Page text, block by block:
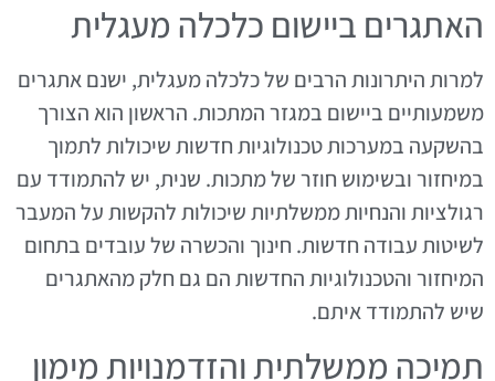
האתגרים ביישום כלכלה מעגלית
למרות היתרונות הרבים של כלכלה מעגלית, ישנם אתגרים
משמעותיים ביישום במגזר המתכות. הראשון הוא הצורך
בהשקעה במערכות טכנולוגיות חדשות שיכולות לתמוך
במיחזור ובשימוש חוזר של מתכות. שנית, יש להתמודד עם
רגולציות והנחיות ממשלתיות שיכולות להקשות על המעבר
לשיטות עבודה חדשות. חינוך והכשרה של עובדים בתחום
המיחזור והטכנולוגיות החדשות הם גם חלק מהאתגרים
שיש להתמודד איתם.
תמיכה ממשלתית והזדמנויות מימון